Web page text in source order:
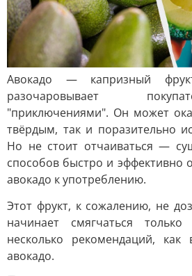
Авокадо — капризный
разочаровывает
"приключениями". Он может
твёрдым, так и поразительно
Но не стоит отчаиваться —
способов быстро и эффективно
авокадо к употреблению.
Этот фрукт, к сожалению, не
начинает смягчаться
несколько рекомендаций, как
авокадо.